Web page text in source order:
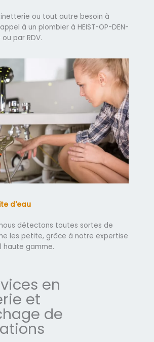
ou tout autre besoin à
à un plombier à HEIST-OP-DEN-
par RDV.
d'eau
détectons toutes sortes de
les petite, grâce à notre expertise
gamme.
en
et
de